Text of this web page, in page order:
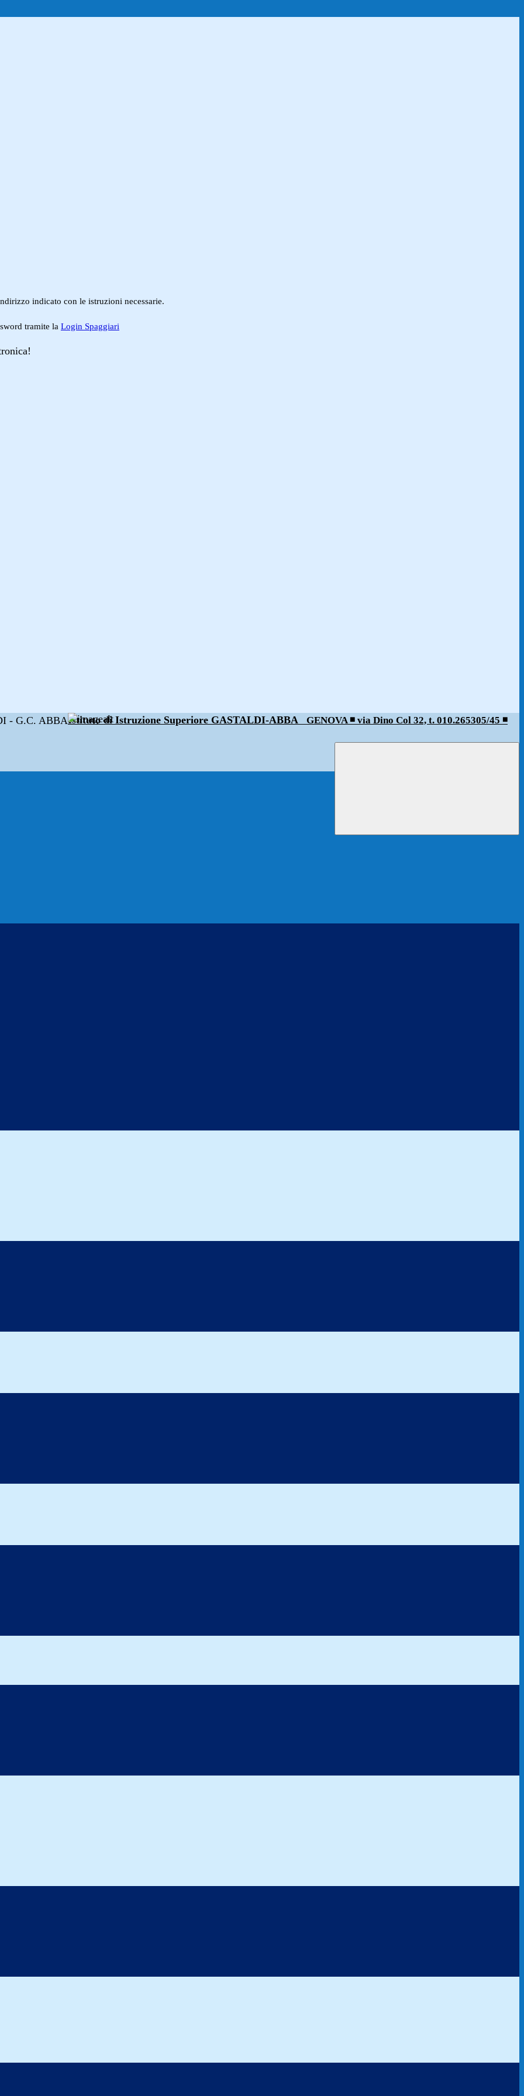
indicato con le istruzioni necessarie.
tramite la Login Spaggiari
Istituto di Istruzione Superiore GASTALDI-ABBA
GENOVA ◾️ via Dino Col 32, t. 010.265305/45 ◾️